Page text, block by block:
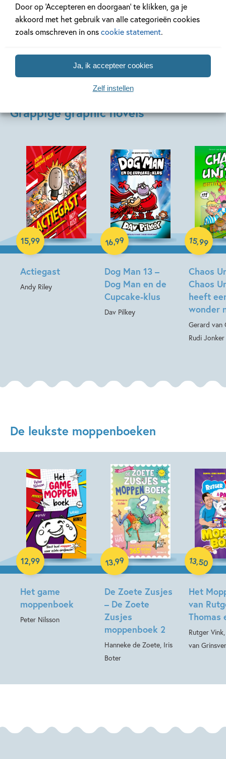
Door op ‘Accepteren en doorgaan’ te klikken, ga je
akkoord met het gebruik van alle categorieën cookies
zoals omschreven in onscookie statement.
Ja, ik accepteer cookies
Zelf instellen
Alle voorleesboeken bekijken
Grappige graphic novels
Actiegast
Andy Riley
15,99
Hardcover
Dog Man 13 –
Dog Man en de
Cupcake-klus
Dav Pilkey
16,99
Hardcover
Chaos
Chaos
heeft
wonder
Gerard van
Rudi Jonker
15,99
Hardcover
De leukste moppenboeken
Het game
moppenboek
Peter Nilsson
12,99
Hardcover
De Zoete Zusjes
– De Zoete
Zusjes
moppenboek 2
Hanneke de Zoete, Iris
Boter
13,99
Paperback
Het
van
Thomas
Rutger
van
13,50
Paperback